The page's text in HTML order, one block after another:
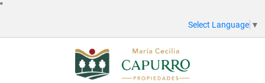
"
Select Language ▼